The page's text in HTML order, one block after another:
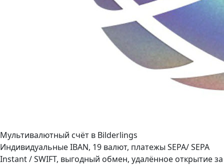
Мультивалютный счёт в Bilderlings
Индивидуальные IBAN, 19 валют, платежы SEPA/ SEPA
Instant / SWIFT, выгодный обмен, удалённое открытие за